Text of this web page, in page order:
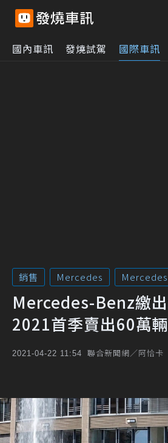
國內車訊 發燒試駕 國際車訊
銷售 Mercedes
Mercedes-Benz繳
2021首季賣出60萬
2021-04-22 11:54 聯合新聞網／阿恰卡